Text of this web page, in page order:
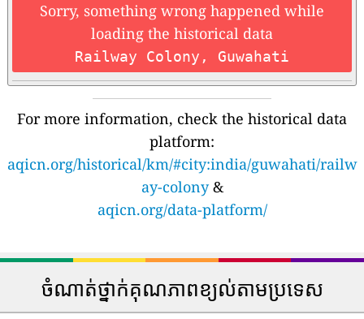
Sorry, something wrong happened while
loading the historical data
Railway Colony, Guwahati
For more information, check the historical data
platform:
aqicn.org/historical/km/#city:india/guwahati/railw
ay-colony&
aqicn.org/data-platform/
ចំណាត់ថ្នាក់គុណភាពខ្យល់តាមប្រទេស